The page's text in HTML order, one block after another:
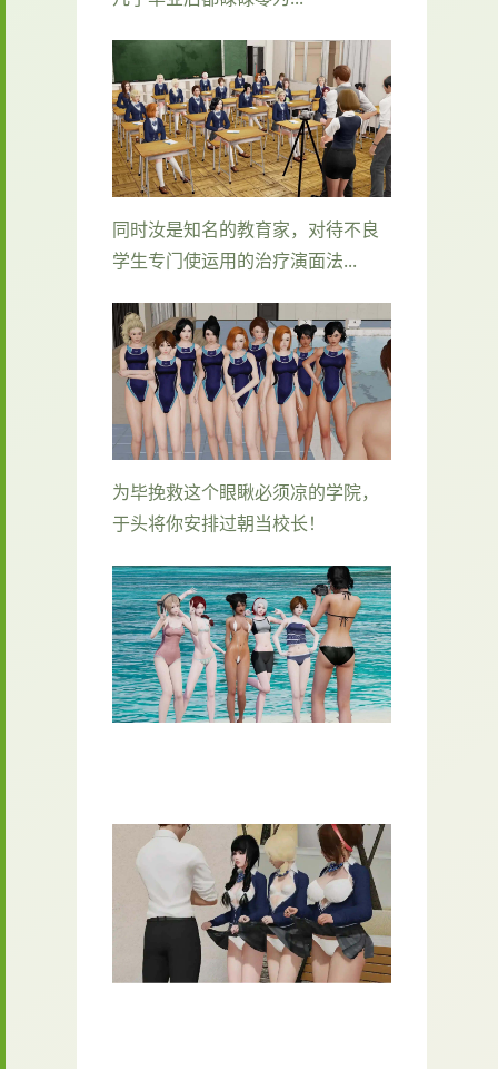
同时汝是知名的教育家，对待不良
学生专门使运用的治疗演面法...
为毕挽救这个眼瞅必须凉的学院，
于头将你安排过朝当校长！